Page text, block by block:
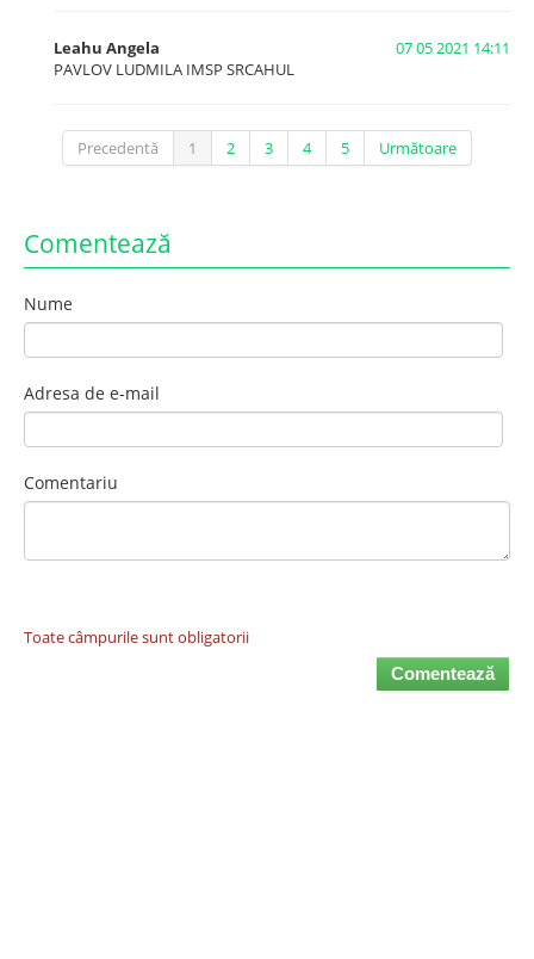
Leahu Angela
07 05 2021 14:11
PAVLOV LUDMILA IMSP SRCAHUL
Precedentă 1 2 3 4 5 Următoare
Comentează
Nume
Adresa de e-mail
Comentariu
Toate câmpurile sunt obligatorii
Comentează